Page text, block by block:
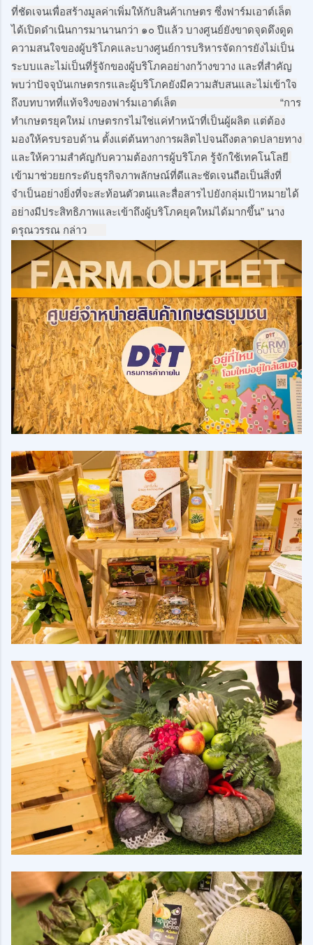
ที่ชัดเจนเพื่อสร้างมูลค่าเพิ่มให้กับสินค้าเกษตร ซึ่งฟาร์มเอาต์เล็ต
ได้เปิดดำเนินการมานานกว่า ๑๐ ปีแล้ว บางศูนย์ยังขาดจุดดึงดูด
ความสนใจของผู้บริโภคและบางศูนย์การบริหารจัดการยังไม่เป็น
ระบบและไม่เป็นที่รู้จักของผู้บริโภคอย่างกว้างขวาง และที่สำคัญ
พบว่าปัจจุบันเกษตรกรและผู้บริโภคยังมีความสับสนและไม่เข้าใจ
ถึงบทบาทที่แท้จริงของฟาร์มเอาต์เล็ต                                     “การ
ทำเกษตรยุคใหม่ เกษตรกรไม่ใช่แค่ทำหน้าที่เป็นผู้ผลิต แต่ต้อง
มองให้ครบรอบด้าน ตั้งแต่ต้นทางการผลิตไปจนถึงตลาดปลายทาง
และให้ความสำคัญกับความต้องการผู้บริโภค รู้จักใช้เทคโนโลยี
เข้ามาช่วยยกระดับธุรกิจภาพลักษณ์ที่ดีและชัดเจนถือเป็นสิ่งที่
จำเป็นอย่างยิ่งที่จะสะท้อนตัวตนและสื่อสารไปยังกลุ่มเป้าหมายได้
อย่างมีประสิทธิภาพและเข้าถึงผู้บริโภคยุคใหม่ได้มากขึ้น” นาง
ดรุณวรรณ กล่าว